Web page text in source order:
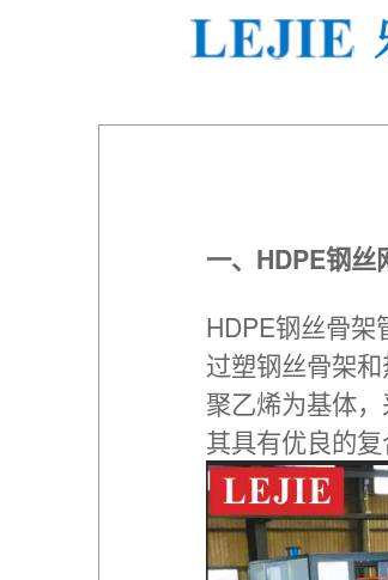
一、HDPE钢丝
HDPE钢丝骨架
过塑钢丝骨架
聚乙烯为基体
其具有优良的